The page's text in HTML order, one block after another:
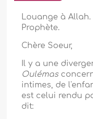
Louange à
Prophète.
Chère Soeur,
Il y a une
Oulémas
intimes, de
est celui rendu
dit: